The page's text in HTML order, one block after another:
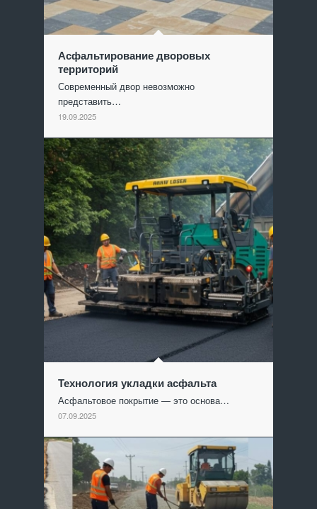
Асфальтирование дворовых
территорий
Современный двор невозможно
представить…
19.09.2025
Технология укладки асфальта
Асфальтовое покрытие — это основа…
07.09.2025